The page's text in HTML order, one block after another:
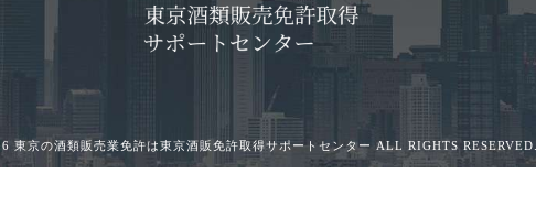
東京の酒類販売業免許は東京酒販免許取得サポートセンター ALL RIGHTS RESERVED.